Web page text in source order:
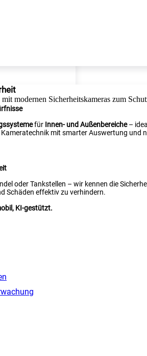
für Innen- und Außenbereiche–
mit smarter Auswertung und
oder Tankstellen – wir kennen die
Schäden effektiv zu verhindern.
KI-gestützt.